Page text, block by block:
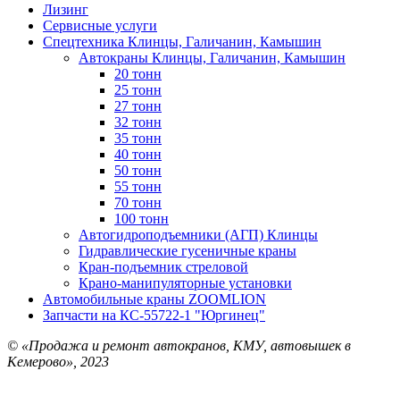
Лизинг
Сервисные услуги
Спецтехника Клинцы, Галичанин, Камышин
Автокраны Клинцы, Галичанин, Камышин
20 тонн
25 тонн
27 тонн
32 тонн
35 тонн
40 тонн
50 тонн
55 тонн
70 тонн
100 тонн
Автогидроподъемники (АГП) Клинцы
Гидравлические гусеничные краны
Кран-подъемник стреловой
Крано-манипуляторные установки
Автомобильные краны ZOOMLION
Запчасти на КС-55722-1 "Юргинец"
© «Продажа и ремонт автокранов, КМУ, автовышек в
Кемерово», 2023